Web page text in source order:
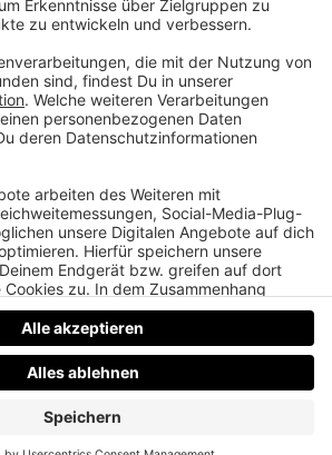
Film „Pretty Woman“ ihr nie
fast unglaubliche
von Charakterdarstellerin
und ein Geheimnis von Roxette,
vermutet hätten.
AGBsJobsKontaktWerben